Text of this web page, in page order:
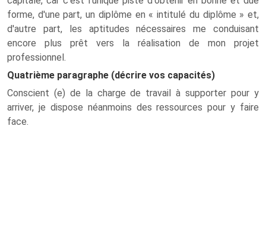
forme, d'une part, un diplôme en « intitulé du diplôme » et,
d'autre part, les aptitudes nécessaires me conduisant
encore plus prêt vers la réalisation de mon projet
professionnel.
Quatrième paragraphe (décrire vos capacités)
Conscient (e) de la charge de travail à supporter pour y
arriver, je dispose néanmoins des ressources pour y faire
face.